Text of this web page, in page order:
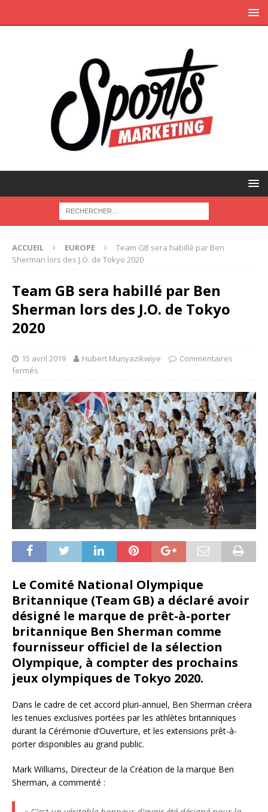
ACCUEIL EUROPE
Team GB sera habillé par Ben
Sherman lors des J.O. de Tokyo 2020
Team GB sera habillé par Ben
Sherman lors des J.O. de Tokyo
2020
15 avril 2019 Hubert Munyazikwiye
Commentaires
fermés
Le Comité National Olympique
Britannique (Team GB) a déclaré avoir
désigné le marque de prêt-à-porter
britannique Ben Sherman comme
fournisseur officiel de la sélection
Olympique, à compter des prochains
jeux olympiques de Tokyo 2020.
Dans le cadre de cet accord pluri-annuel, Ben Sherman créera
les tenues exclusives portées par les athlètes britanniques
durant la Cérémonie d’Ouverture, et les extensions prêt-à-
porter disponibles au grand public.
Mark Williams, Directeur de la Création de la marque Ben
Sherman, a commenté :